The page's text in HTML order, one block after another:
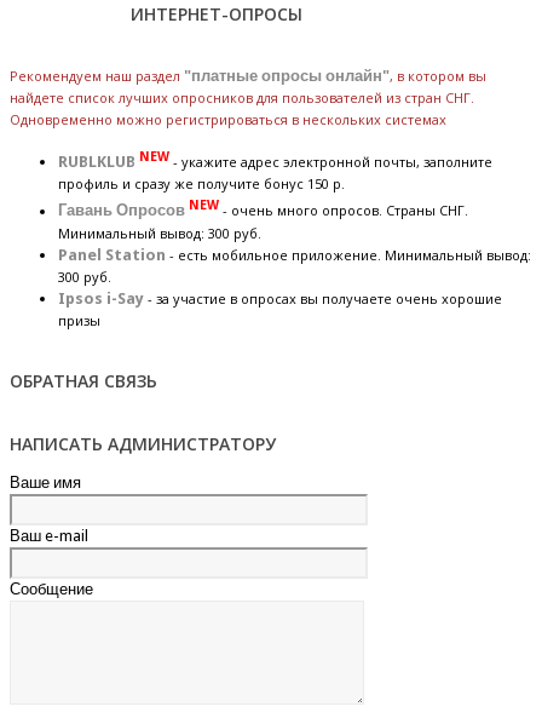
ИНТЕРНЕТ-ОПРОСЫ
Рекомендуем наш раздел "платные опросы онлайн", в котором вы
найдете список лучших опросников для пользователей из стран СНГ.
Одновременно можно регистрироваться в нескольких системах
RUBLKLUB NEW - укажите адрес электронной почты, заполните
профиль и сразу же получите бонус 150 р.
Гавань Опросов NEW - очень много опросов. Страны СНГ.
Минимальный вывод: 300 руб.
Panel Station - есть мобильное приложение. Минимальный вывод:
300 руб.
Ipsos i-Say - за участие в опросах вы получаете очень хорошие
призы
ОБРАТНАЯ СВЯЗЬ
НАПИСАТЬ АДМИНИСТРАТОРУ
Ваше имя
Ваш e-mail
Сообщение